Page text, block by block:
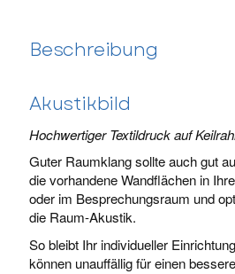
Beschreibung
Akustikbild
Hochwertiger Textildruck auf
Guter Raumklang sollte auch gut
die vorhandene Wandflächen in
oder im Besprechungsraum und
die Raum-Akustik.
So bleibt Ihr individueller
können unauffällig für einen